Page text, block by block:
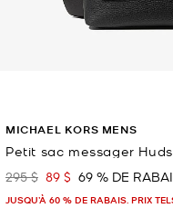
MICHAEL KORS MENS
Petit sac messager
était
295 $ maintenant
89 $ 69 % DE
JUSQU’À 60 % DE RABAIS. PRIX